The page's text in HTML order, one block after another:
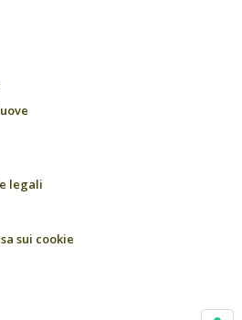
legali
sui cookie